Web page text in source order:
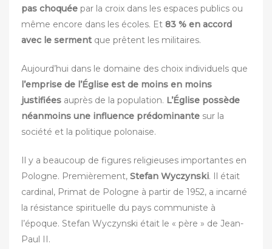
pas choquée par la croix dans les espaces publics ou
même encore dans les écoles. Et 83 % en accord
avec le serment que prêtent les militaires.
Aujourd’hui dans le domaine des choix individuels que
l’emprise de l’Église est de moins en moins
justifiées auprès de la population. L’Église possède
néanmoins une influence prédominante sur la
société et la politique polonaise.
Il y a beaucoup de figures religieuses importantes en
Pologne. Premièrement, Stefan Wyczynski. Il était
cardinal, Primat de Pologne à partir de 1952, a incarné
la résistance spirituelle du pays communiste à
l’époque. Stefan Wyczynski était le « père » de Jean-
Paul II.